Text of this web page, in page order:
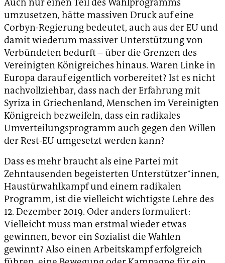
umzusetzen, hätte massiven Druck auf eine
Corbyn-Regierung bedeutet, auch aus der EU und
damit wiederum massiver Unterstützung von
Verbündeten bedurft – über die Grenzen des
Vereinigten Königreiches hinaus. Waren Linke in
Europa darauf eigentlich vorbereitet? Ist es nicht
nachvollziehbar, dass nach der Erfahrung mit
Syriza in Griechenland, Menschen im Vereinigten
Königreich bezweifeln, dass ein radikales
Umverteilungsprogramm auch gegen den Willen
der Rest-EU umgesetzt werden kann?
Dass es mehr braucht als eine Partei mit
Zehntausenden begeisterten Unterstützer*innen,
Haustürwahlkampf und einem radikalen
Programm, ist die vielleicht wichtigste Lehre des
12. Dezember 2019. Oder anders formuliert:
Vielleicht muss man erstmal wieder etwas
gewinnen, bevor ein Sozialist die Wahlen
gewinnt? Also einen Arbeitskampf erfolgreich